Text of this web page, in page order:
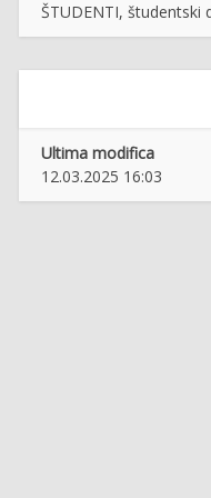
ŠTUDENTI, študentski
Ultima modifica
12.03.2025 16:03